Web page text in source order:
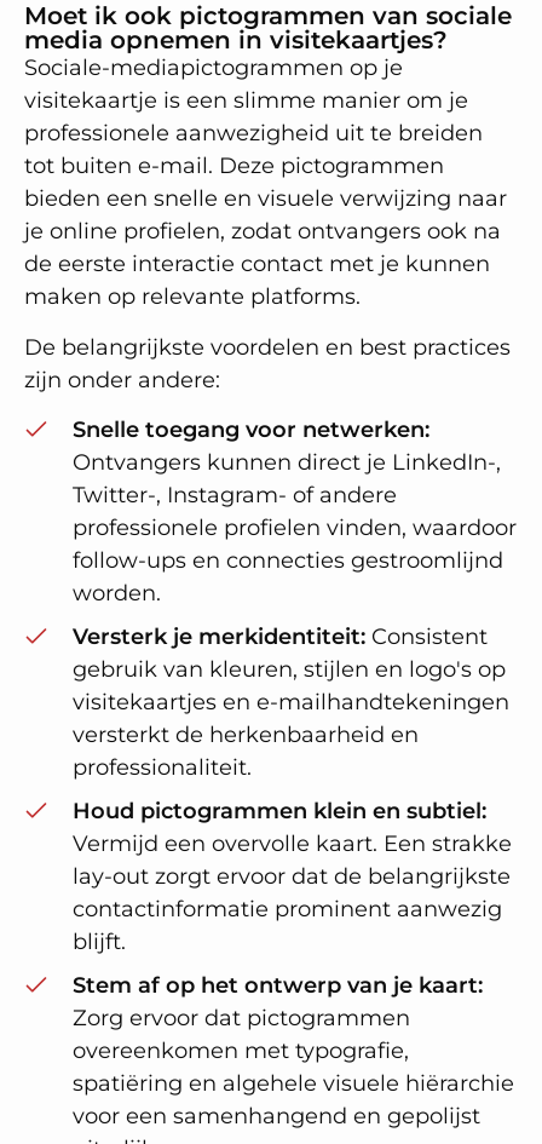
Moet ik ook pictogrammen van sociale
media opnemen in visitekaartjes?
Sociale-mediapictogrammen op je
visitekaartje is een slimme manier om je
professionele aanwezigheid uit te breiden
tot buiten e-mail. Deze pictogrammen
bieden een snelle en visuele verwijzing naar
je online profielen, zodat ontvangers ook na
de eerste interactie contact met je kunnen
maken op relevante platforms.
De belangrijkste voordelen en best practices
zijn onder andere:
Snelle toegang voor netwerken:
Ontvangers kunnen direct je LinkedIn-,
Twitter-, Instagram- of andere
professionele profielen vinden, waardoor
follow-ups en connecties gestroomlijnd
worden.
Versterk je merkidentiteit:Consistent
gebruik van kleuren, stijlen en logo's op
visitekaartjes en e-mailhandtekeningen
versterkt de herkenbaarheid en
professionaliteit.
Houd pictogrammen klein en subtiel:
Vermijd een overvolle kaart. Een strakke
lay-out zorgt ervoor dat de belangrijkste
contactinformatie prominent aanwezig
blijft.
Stem af op het ontwerp van je kaart:
Zorg ervoor dat pictogrammen
overeenkomen met typografie,
spatiëring en algehele visuele hiërarchie
voor een samenhangend en gepolijst